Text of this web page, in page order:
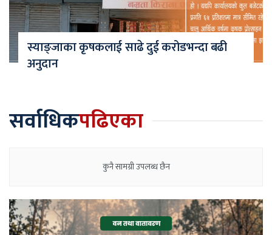
स्याङ्जाका कृषकलाई साढे दुई करोडभन्दा बढी
अनुदान
सर्वाधिकपढिएका
कुनै सामग्री उपलब्ध छैन